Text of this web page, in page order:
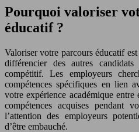
Pourquoi valoriser
éducatif ?
Valoriser votre parcours éducatif
différencier des autres
compétitif. Les employeurs
compétences spécifiques en lien
votre expérience académique
compétences acquises pendant
l’attention des employeurs
d’être embauché.